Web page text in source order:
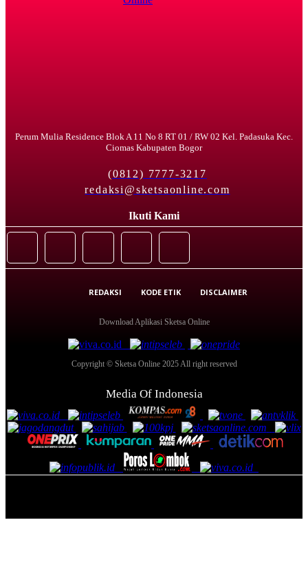
Perum Mulia Residence Blok A 11 No 8 RT 01 / RW 02 Kel. Padasuka Kec.
Ciomas Kabupaten Bogor
(0812) 7777-3217
redaksi@sketsaonline.com
Ikuti Kami
REDAKSI KODE ETIK DISCLAIMER
Download Aplikasi Sketsa Online
Copyright © Sketsa Online 2025 All right reserved
Media Of Indonesia